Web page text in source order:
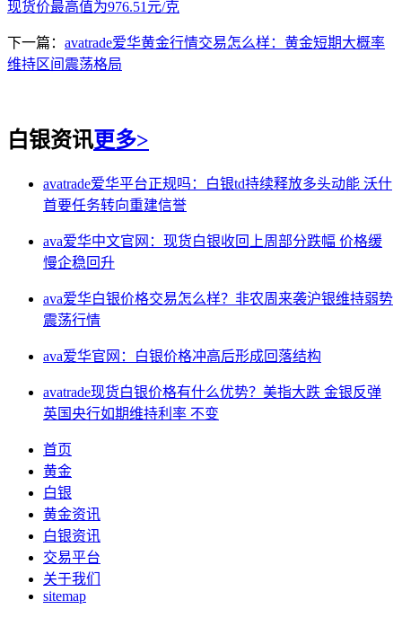
现货价最高值为976.51元/克
下一篇： avatrade爱华黄金行情交易怎么样：黄金短期大概率
维持区间震荡格局
白银资讯更多>
avatrade爱华平台正规吗：白银td持续释放多头动能 沃什
首要任务转向重建信誉
ava爱华中文官网：现货白银收回上周部分跌幅 价格缓
慢企稳回升
ava爱华白银价格交易怎么样？非农周来袭沪银维持弱势
震荡行情
ava爱华官网：白银价格冲高后形成回落结构
avatrade现货白银价格有什么优势？美指大跌 金银反弹
英国央行如期维持利率 不变
首页
黄金
白银
黄金资讯
白银资讯
交易平台
关于我们
sitemap